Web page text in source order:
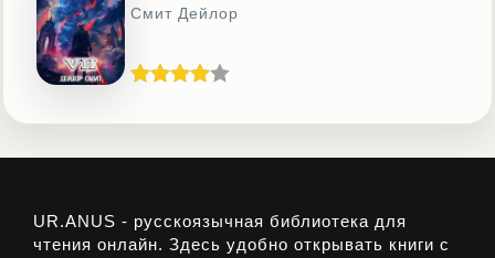
Смит Дейлор
UR.ANUS - русскоязычная библиотека для
чтения онлайн. Здесь удобно открывать книги с